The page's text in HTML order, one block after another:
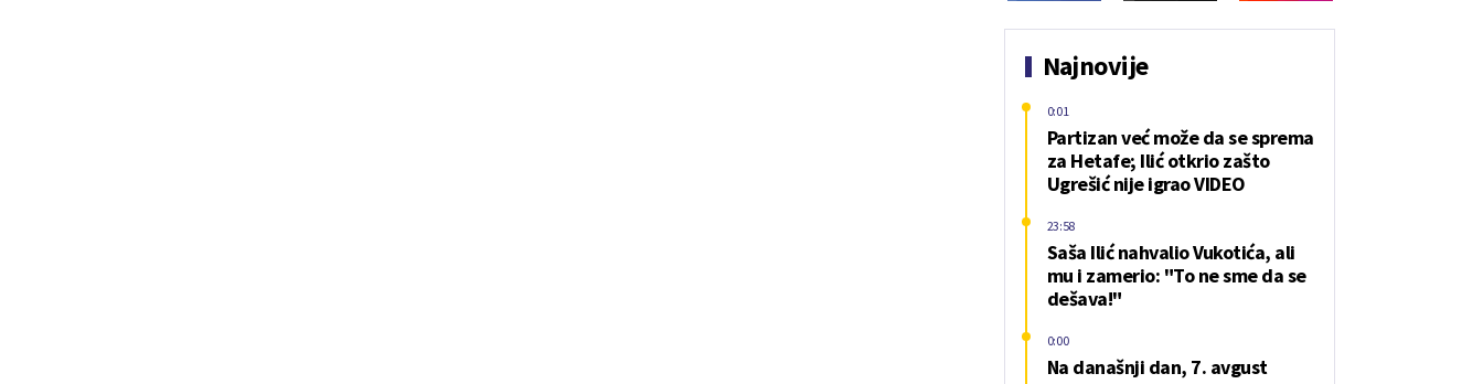
Najnovije
Partizan već može da se sprema
za Hetafe; Ilić otkrio zašto
Ugrešić nije igrao VIDEO
0:01
Saša Ilić nahvalio Vukotića, ali
mu i zamerio: "To ne sme da se
dešava!"
23:58
Na današnji dan, 7. avgust
0:00